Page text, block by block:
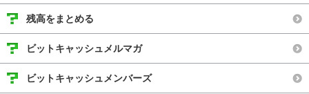
残高をまとめる
ビットキャッシュメルマガ
ビットキャッシュメンバーズ